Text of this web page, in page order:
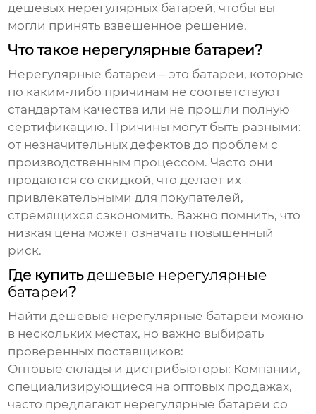
дешевых нерегулярных батарей, чтобы вы
могли принять взвешенное решение.
Что такое нерегулярные батареи?
Нерегулярные батареи – это батареи, которые
по каким-либо причинам не соответствуют
стандартам качества или не прошли полную
сертификацию. Причины могут быть разными:
от незначительных дефектов до проблем с
производственным процессом. Часто они
продаются со скидкой, что делает их
привлекательными для покупателей,
стремящихся сэкономить. Важно помнить, что
низкая цена может означать повышенный
риск.
Где купитьдешевые нерегулярные
батареи?
Найтидешевые нерегулярные батареи можно
в нескольких местах, но важно выбирать
проверенных поставщиков:
Оптовые склады и дистрибьюторы: Компании,
специализирующиеся на оптовых продажах,
часто предлагают нерегулярные батареи со